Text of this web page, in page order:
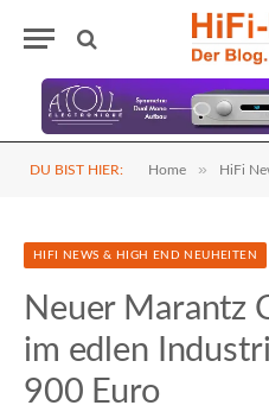
DU BIST HIER: Home » HiFi
HIFI NEWS & HIGH END NEUHEITEN
Neuer Marantz
im edlen
900 Euro